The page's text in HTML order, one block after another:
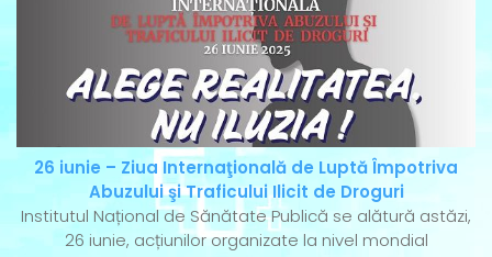
26 iunie – Ziua Internaţională de Luptă Împotriva
Abuzului şi Traficului Ilicit de Droguri
Institutul Național de Sănătate Publică se alătură astăzi,
26 iunie, acțiunilor organizate la nivel mondial